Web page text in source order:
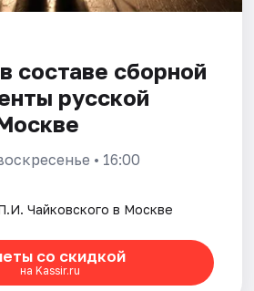
составе сборной
русской
• 16:00
Чайковского в Москве
со скидкой
на Kassir.ru